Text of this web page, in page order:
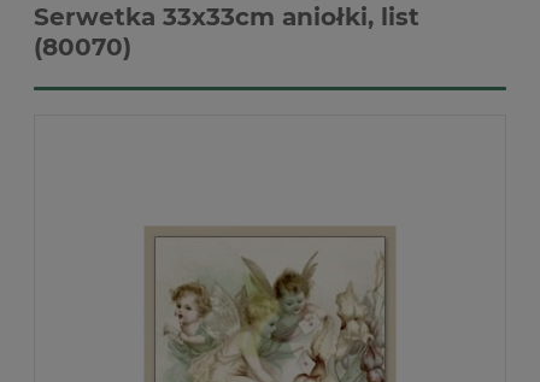
Serwetka 33x33cm aniołki, list
(80070)